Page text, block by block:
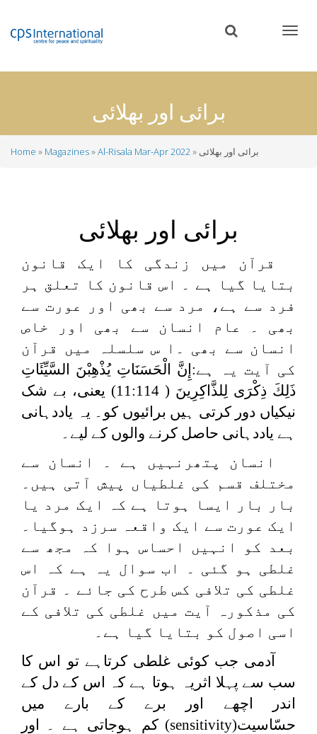
content
برائی اور بھلائی
Home Magazines Al-Risala Mar-Apr 2022 برائی اور بھلائی
برائی اور بھلائی
قرآن میں زندگی کا ایک قانون
بتایا گیا ہے ۔ اس قانون کا تعلق ہر
فرد سے ہے، مرد سے بھی اور عورت سے
بھی ۔ عام انسان سے بھی اور خاص
انسان سے بھی ۔ا س سلسلہ میں قرآن
کی آیت یہ ہے: إِنَّ الْحَسَنَاتِ يُذْهِبْنَ السَّيِّئَاتِ
ذَلِكَ ذِكْرَى لِلذَّاكِرِينَ
( 11:114) یعنی، بے شک
نیکیاں دور کرتی ہیں برائیوں کو۔ یہ یاددہانی
ہے یاددہانی حاصل کرنے والوں کے لیے۔
انسان پتھرنہیں ہے ۔ انسان سے
مختلف قسم کی غلطیاں پیش آتی ہیں۔
بار بار ایسا ہوتا ہے کہ ایک مرد یا
ایک عورت سے ایک واقعہ سرزد ہوگیا۔
بعد کو انہیں احساس ہوا کہ مجھ سے
غلطی ہو گئی ۔ اب سوال یہ ہے کہ اس
غلطی کی تلافی کس طرح کی جائے ۔ قرآن
کی مذکورہ آیت میں غلطی کی تلافی کے
اسی اصول کو بتایا گیا ہے۔
آدمی جب کوئی غلطی کرتاہے تو اس کا
سب سے پہلا اثریہ ہوتا ہے کہ اس کے دل کے
اندر اچھے اور برے کے بارے میں
حسّاسیت(sensitivity) کم ہوجاتی ہے ۔ اور